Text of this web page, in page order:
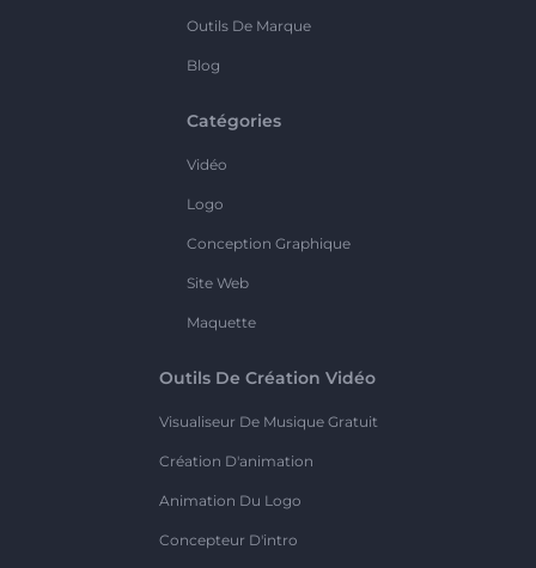
Outils De Marque
Blog
Catégories
Vidéo
Logo
Conception Graphique
Site Web
Maquette
Outils De Création Vidéo
Visualiseur De Musique Gratuit
Création D'animation
Animation Du Logo
Concepteur D'intro